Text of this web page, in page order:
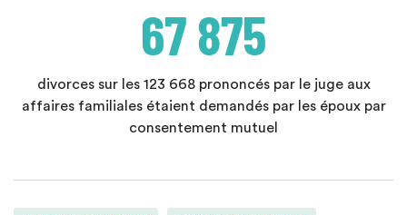
67 875
divorces sur les 123 668 prononcés par le juge aux
affaires familiales étaient demandés par les époux par
consentement mutuel